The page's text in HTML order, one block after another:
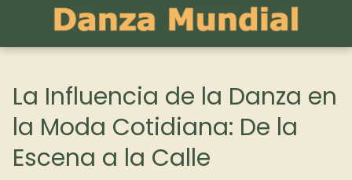
La Influencia de la Danza en
la Moda Cotidiana: De la
Escena a la Calle